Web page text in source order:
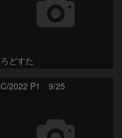
ろどすた
C/2022 P1 9/25